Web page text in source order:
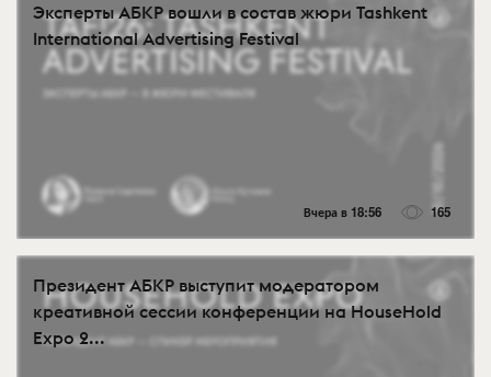
Эксперты АБКР вошли в состав жюри Tashkent
International Advertising Festival
Вчера в 18:56 165
Президент АБКР выступит модератором
креативной сессии конференции на HouseHold
Expo 2...